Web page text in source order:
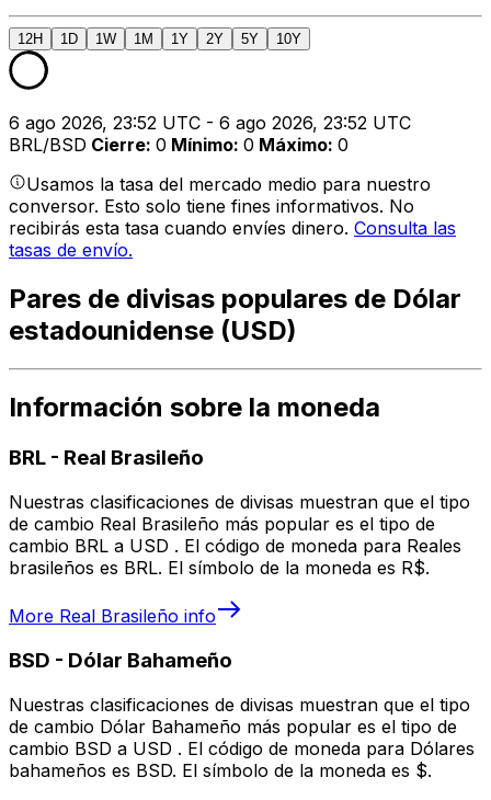
12H 1D 1W 1M 1Y 2Y 5Y 10Y
6 ago 2026, 23:52 UTC - 6 ago 2026, 23:52 UTC
BRL/BSD Cierre: 0 Mínimo: 0 Máximo: 0
Usamos la tasa del mercado medio para nuestro
conversor. Esto solo tiene fines informativos. No
recibirás esta tasa cuando envíes dinero. Consulta las
tasas de envío.
Pares de divisas populares de Dólar
estadounidense (USD)
Información sobre la moneda
BRL - Real Brasileño
Nuestras clasificaciones de divisas muestran que el tipo
de cambio Real Brasileño más popular es el tipo de
cambio BRL a USD . El código de moneda para Reales
brasileños es BRL. El símbolo de la moneda es R$.
More Real Brasileño info
BSD - Dólar Bahameño
Nuestras clasificaciones de divisas muestran que el tipo
de cambio Dólar Bahameño más popular es el tipo de
cambio BSD a USD . El código de moneda para Dólares
bahameños es BSD. El símbolo de la moneda es $.